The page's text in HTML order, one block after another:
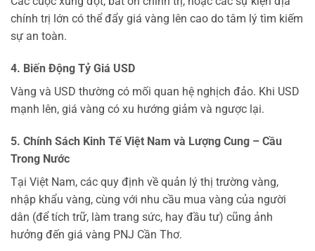
chính trị lớn có thể đẩy giá vàng lên cao do tâm lý tìm kiếm
sự an toàn.
4. Biến Động Tỷ Giá USD
Vàng và USD thường có mối quan hệ nghịch đảo. Khi USD
mạnh lên, giá vàng có xu hướng giảm và ngược lại.
5. Chính Sách Kinh Tế Việt Nam và Lượng Cung – Cầu
Trong Nước
Tại Việt Nam, các quy định về quản lý thị trường vàng,
nhập khẩu vàng, cùng với nhu cầu mua vàng của người
dân (để tích trữ, làm trang sức, hay đầu tư) cũng ảnh
hưởng đến giá vàng PNJ Cần Thơ.